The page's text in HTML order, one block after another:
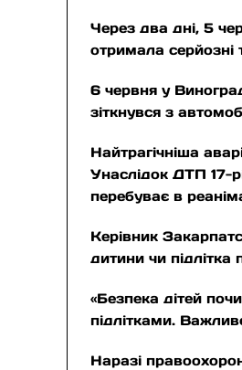
Через два дні, 5
отримала серйозні
6 червня у
зіткнувся з
Найтрагічніша
Унаслідок ДТП 17-
перебуває в
Керівник
дитини чи
«Безпека дітей
підлітками.
Наразі